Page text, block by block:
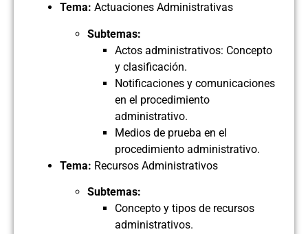
Tema: Actuaciones Administrativas
Subtemas:
Actos administrativos: Concepto
y clasificación.
Notificaciones y comunicaciones
en el procedimiento
administrativo.
Medios de prueba en el
procedimiento administrativo.
Tema: Recursos Administrativos
Subtemas:
Concepto y tipos de recursos
administrativos.